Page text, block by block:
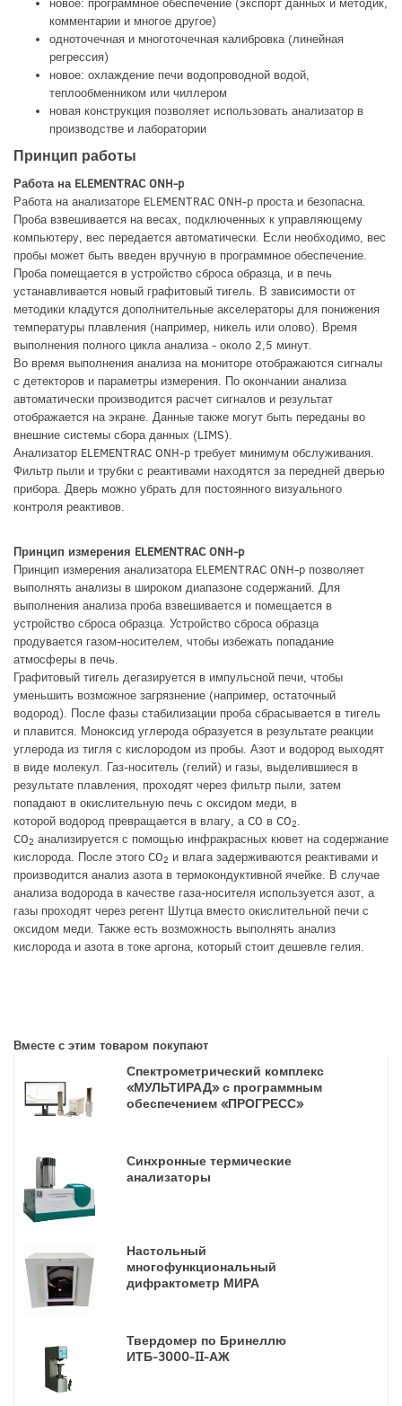
новое: программное обеспечение (экспорт данных и методик,
комментарии и многое другое)
одноточечная и многоточечная калибровка (линейная
регрессия)
новое: охлаждение печи водопроводной водой,
теплообменником или чиллером
новая конструкция позволяет использовать анализатор в
производстве и лаборатории
Принцип работы
Работа на ELEMENTRAC ONH-p
Работа на анализаторе ELEMENTRAC ONH-p проста и безопасна.
Проба взвешивается на весах, подключенных к управляющему
компьютеру, вес передается автоматически. Если необходимо, вес
пробы может быть введен вручную в программное обеспечение.
Проба помещается в устройство сброса образца, и в печь
устанавливается новый графитовый тигель. В зависимости от
методики кладутся дополнительные акселераторы для понижения
температуры плавления (например, никель или олово). Время
выполнения полного цикла анализа - около 2,5 минут.
Во время выполнения анализа на мониторе отображаются сигналы
с детекторов и параметры измерения. По окончании анализа
автоматически производится расчет сигналов и результат
отображается на экране. Данные также могут быть переданы во
внешние системы сбора данных (LIMS).
Анализатор ELEMENTRAC ONH-p требует минимум обслуживания.
Фильтр пыли и трубки с реактивами находятся за передней дверью
прибора. Дверь можно убрать для постоянного визуального
контроля реактивов.
Принцип измерения ELEMENTRAC ONH-p
Принцип измерения анализатора ELEMENTRAC ONH-p позволяет
выполнять анализы в широком диапазоне содержаний. Для
выполнения анализа проба взвешивается и помещается в
устройство сброса образца. Устройство сброса образца
продувается газом-носителем, чтобы избежать попадание
атмосферы в печь.
Графитовый тигель дегазируется в импульсной печи, чтобы
уменьшить возможное загрязнение (например, остаточный
водород). После фазы стабилизации проба сбрасывается в тигель
и плавится. Моноксид углерода образуется в результате реакции
углерода из тигля с кислородом из пробы. Азот и водород выходят
в виде молекул. Газ-носитель (гелий) и газы, выделившиеся в
результате плавления, проходят через фильтр пыли, затем
попадают в окислительную печь с оксидом меди, в
которой водород превращается в влагу, а CO в CO2.
CO2 анализируется с помощью инфракрасных кювет на содержание
кислорода. После этого CO2 и влага задерживаются реактивами и
производится анализ азота в термокондуктивной ячейке. В случае
анализа водорода в качестве газа-носителя используется азот, а
газы проходят через регент Шутца вместо окислительной печи с
оксидом меди. Также есть возможность выполнять анализ
кислорода и азота в токе аргона, который стоит дешевле гелия.
Вместе с этим товаром покупают
Спектрометрический комплекс
«МУЛЬТИРАД» с программным
обеспечением «ПРОГРЕСС»
Синхронные термические
анализаторы
Настольный
многофункциональный
дифрактометр МИРА
Твердомер по Бринеллю
ИТБ-3000-II-АЖ